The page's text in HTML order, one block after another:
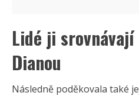
Lidé ji
Dianou
Následně poděkovala také